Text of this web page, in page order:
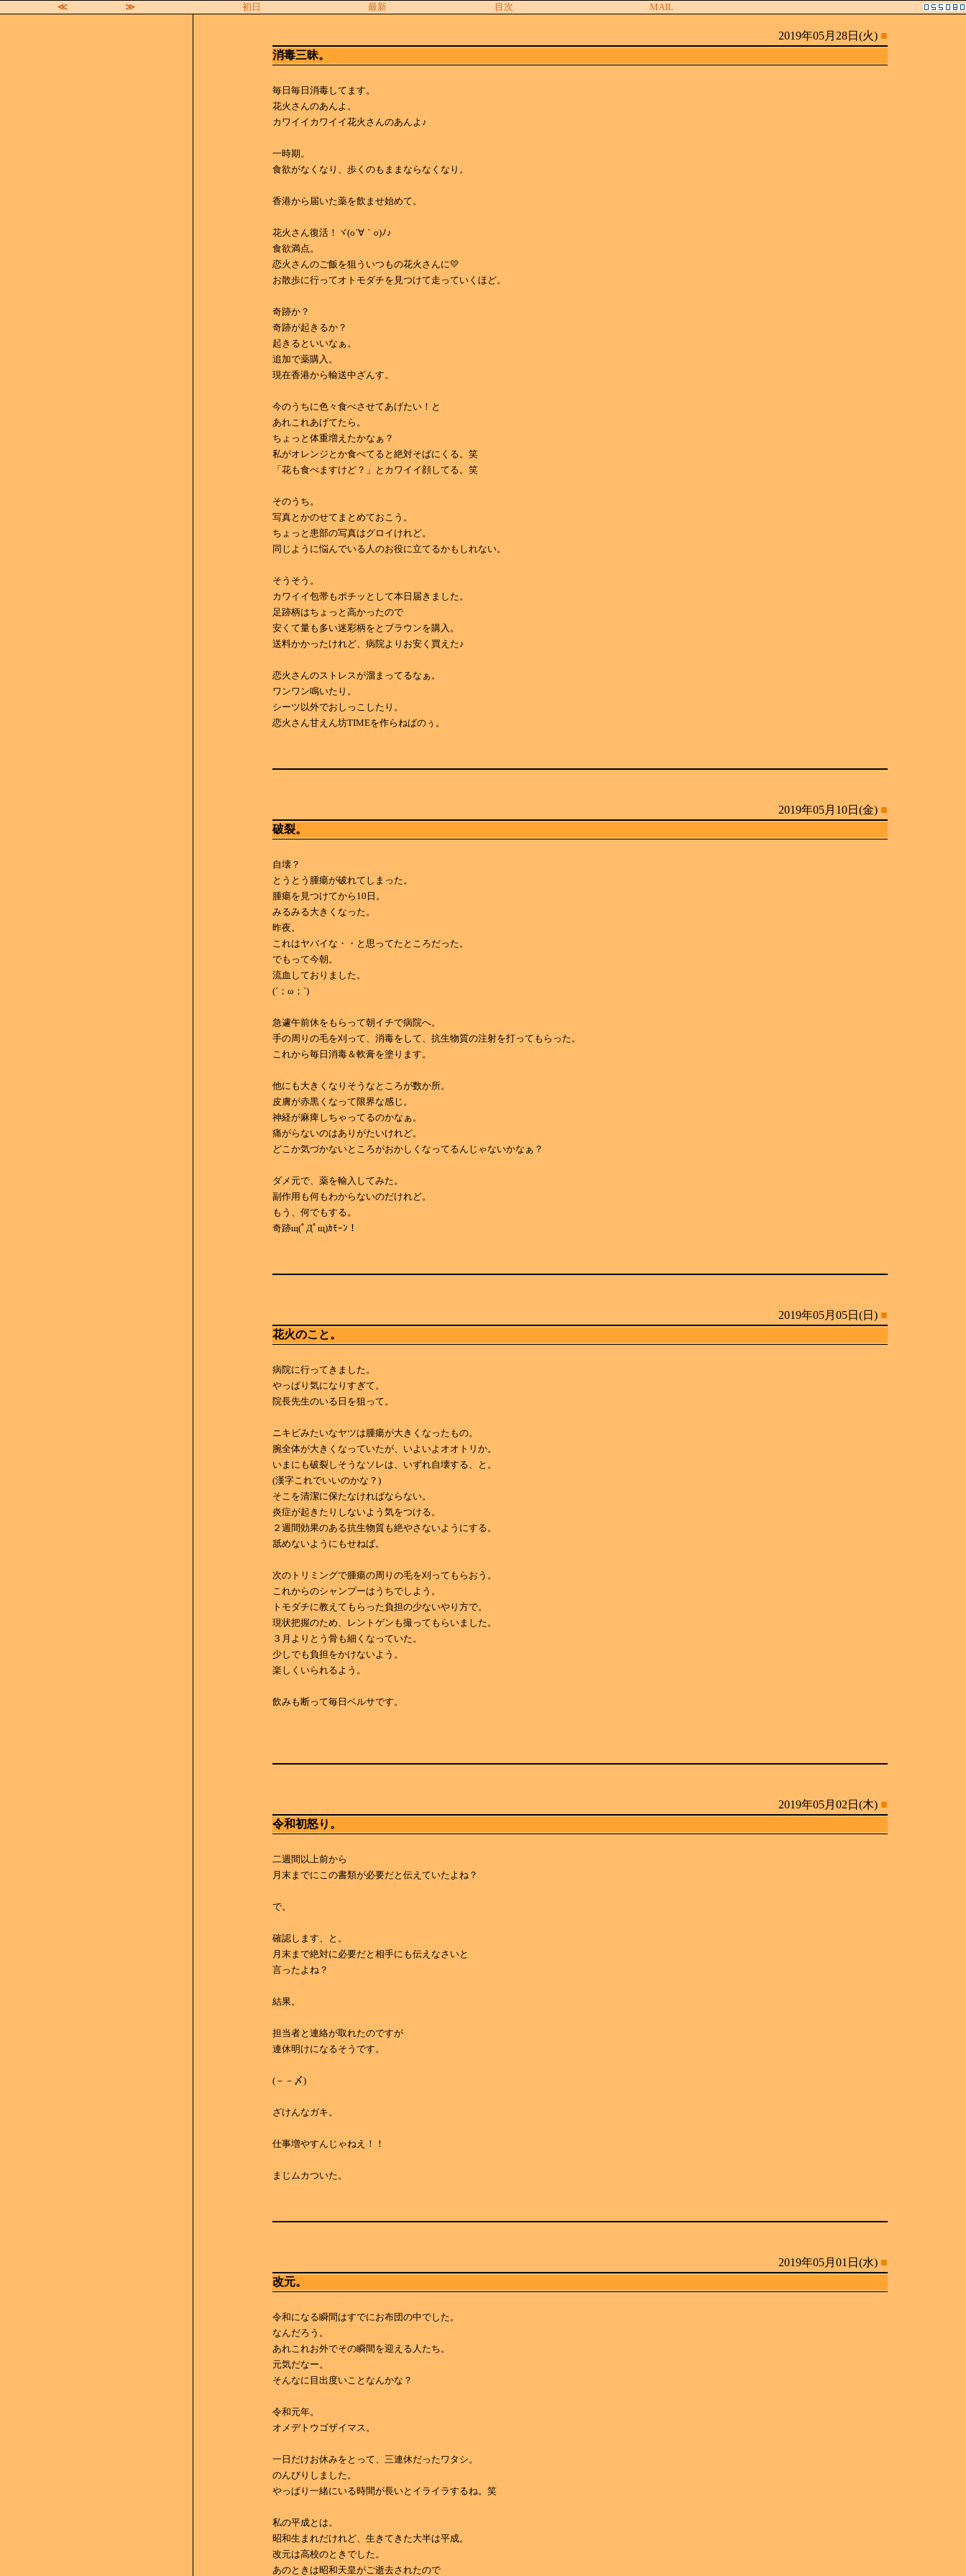
≪ ≫ 初日 最新 目次 MAIL
2019年05月28日(火) ■
消毒三昧。
毎日毎日消毒してます。
花火さんのあんよ。
カワイイカワイイ花火さんのあんよ♪
一時期。
食欲がなくなり、歩くのもままならなくなり。
香港から届いた薬を飲ませ始めて。
花火さん復活！ヾ(o´∀｀o)ﾉ♪
食欲満点。
恋火さんのご飯を狙ういつもの花火さんに💛
お散歩に行ってオトモダチを見つけて走っていくほど。
奇跡か？
奇跡が起きるか？
起きるといいなぁ。
追加で薬購入。
現在香港から輸送中ざんす。
今のうちに色々食べさせてあげたい！と
あれこれあげてたら。
ちょっと体重増えたかなぁ？
私がオレンジとか食べてると絶対そばにくる。笑
「花も食べますけど？」とカワイイ顔してる。笑
そのうち。
写真とかのせてまとめておこう。
ちょっと患部の写真はグロイけれど。
同じように悩んでいる人のお役に立てるかもしれない。
そうそう。
カワイイ包帯もポチッとして本日届きました。
足跡柄はちょっと高かったので
安くて量も多い迷彩柄をとブラウンを購入。
送料かかったけれど、病院よりお安く買えた♪
恋火さんのストレスが溜まってるなぁ。
ワンワン鳴いたり。
シーツ以外でおしっこしたり。
恋火さん甘えん坊TIMEを作らねばのぅ。
2019年05月10日(金) ■
破裂。
自壊？
とうとう腫瘍が破れてしまった。
腫瘍を見つけてから10日。
みるみる大きくなった。
昨夜。
これはヤバイな・・と思ってたところだった。
でもって今朝。
流血しておりました。
(´；ω；`)
急遽午前休をもらって朝イチで病院へ。
手の周りの毛を刈って、消毒をして、抗生物質の注射を打ってもらった。
これから毎日消毒＆軟膏を塗ります。
他にも大きくなりそうなところが数か所。
皮膚が赤黒くなって限界な感じ。
神経が麻痺しちゃってるのかなぁ。
痛がらないのはありがたいけれど。
どこか気づかないところがおかしくなってるんじゃないかなぁ？
ダメ元で、薬を輸入してみた。
副作用も何もわからないのだけれど。
もう、何でもする。
奇跡щ(ﾟДﾟщ)ｶﾓｰﾝ！
2019年05月05日(日) ■
花火のこと。
病院に行ってきました。
やっぱり気になりすぎて。
院長先生のいる日を狙って。
ニキビみたいなヤツは腫瘍が大きくなったもの。
腕全体が大きくなっていたが、いよいよオオトリか。
いまにも破裂しそうなソレは、いずれ自壊する、と。
(漢字これでいいのかな？)
そこを清潔に保たなければならない。
炎症が起きたりしないよう気をつける。
２週間効果のある抗生物質も絶やさないようにする。
舐めないようにもせねば。
次のトリミングで腫瘍の周りの毛を刈ってもらおう。
これからのシャンプーはうちでしよう。
トモダチに教えてもらった負担の少ないやり方で。
現状把握のため、レントゲンも撮ってもらいました。
３月よりとう骨も細くなっていた。
少しでも負担をかけないよう。
楽しくいられるよう。
飲みも断って毎日ベルサです。
2019年05月02日(木) ■
令和初怒り。
二週間以上前から
月末までにこの書類が必要だと伝えていたよね？
で。
確認します、と。
月末まで絶対に必要だと相手にも伝えなさいと
言ったよね？
結果。
担当者と連絡が取れたのですが
連休明けになるそうです。
(－－〆)
ざけんなガキ。
仕事増やすんじゃねえ！！
まじムカついた。
2019年05月01日(水) ■
改元。
令和になる瞬間はすでにお布団の中でした。
なんだろう。
あれこれお外でその瞬間を迎える人たち。
元気だなー。
そんなに目出度いことなんかな？
令和元年。
オメデトウゴザイマス。
一日だけお休みをとって、三連休だったワタシ。
のんびりしました。
やっぱり一緒にいる時間が長いとイライラするね。笑
私の平成とは。
昭和生まれだけれど、生きてきた大半は平成。
改元は高校のときでした。
あのときは昭和天皇がご逝去されたので